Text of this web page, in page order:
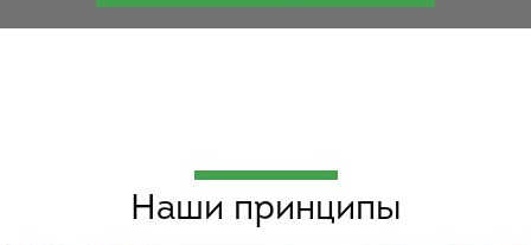
Наши принципы